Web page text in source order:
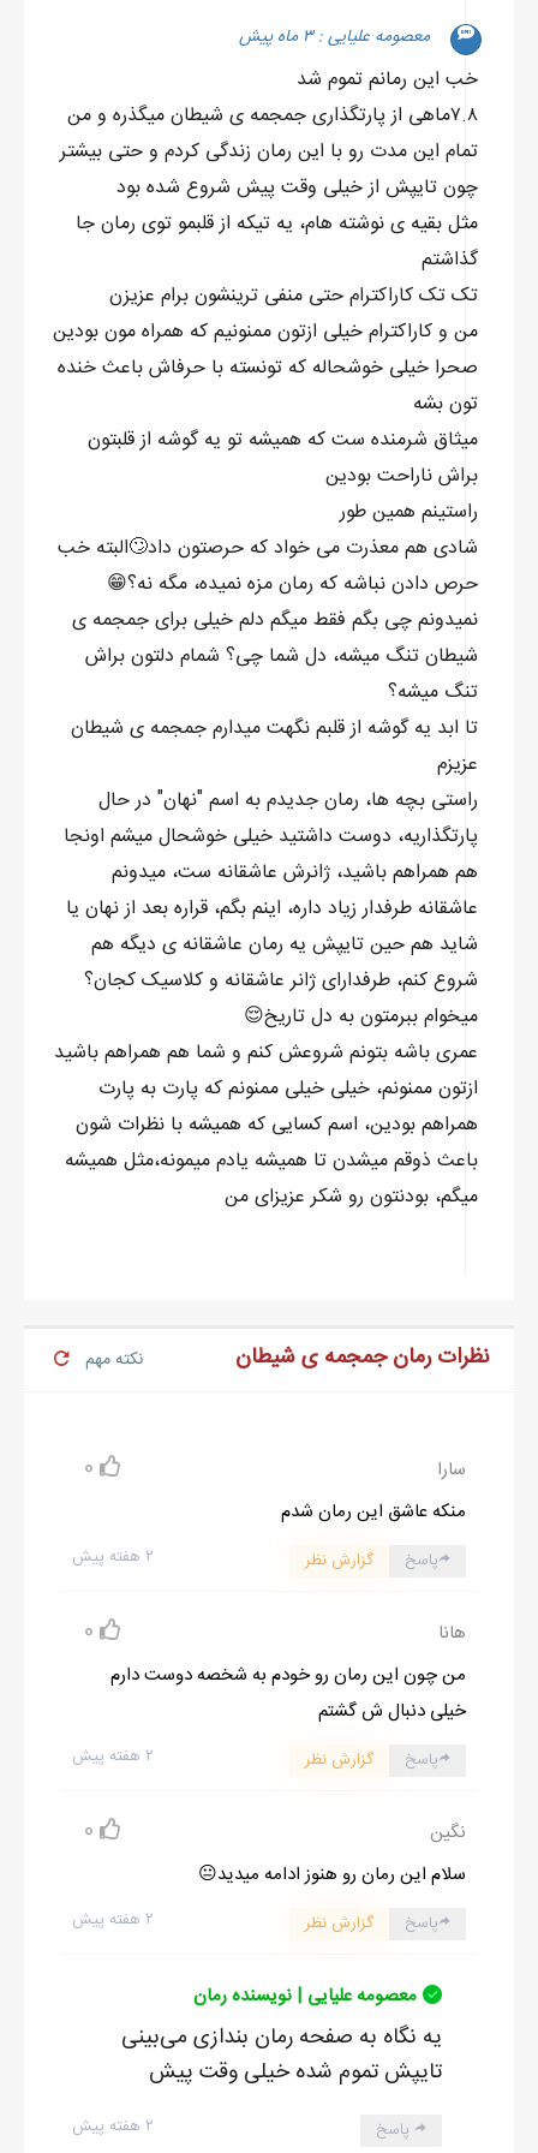
معصومه علیایی : ۳ ماه پیش
خب این رمانم تموم شد
۷.۸ماهی از پارتگذاری جمجمه ی شیطان میگذره و من
تمام این مدت رو با این رمان زندگی کردم و حتی بیشتر
چون تایپش از خیلی وقت پیش شروع شده بود
مثل بقیه ی نوشته هام، یه تیکه از قلبمو توی رمان جا
گذاشتم
تک تک کاراکترام حتی منفی ترینشون برام عزیزن
من و کاراکترام خیلی ازتون ممنونیم که همراه مون بودین
صحرا خیلی خوشحاله که تونسته با حرفاش باعث خنده
تون بشه
میثاق شرمنده ست که همیشه تو یه گوشه از قلبتون
براش ناراحت بودین
راستینم همین طور
شادی هم معذرت می خواد که حرصتون داد🙄البته خب
حرص دادن نباشه که رمان مزه نمیده، مگه نه؟😁
نمیدونم چی بگم فقط میگم دلم خیلی برای جمجمه ی
شیطان تنگ میشه، دل شما چی؟ شمام دلتون براش
تنگ میشه؟
تا ابد یه گوشه از قلبم نگهت میدارم جمجمه ی شیطان
عزیزم
راستی بچه ها، رمان جدیدم به اسم "نهان" در حال
پارتگذاریه، دوست داشتید خیلی خوشحال میشم اونجا
هم همراهم باشید، ژانرش عاشقانه ست، میدونم
عاشقانه طرفدار زیاد داره، اینم بگم، قراره بعد از نهان یا
شاید هم حین تایپش یه رمان عاشقانه ی دیگه هم
شروع کنم، طرفدارای ژانر عاشقانه و کلاسیک کجان؟
میخوام ببرمتون به دل تاریخ😌
عمری باشه بتونم شروعش کنم و شما هم همراهم باشید
ازتون ممنونم، خیلی خیلی ممنونم که پارت به پارت
همراهم بودین، اسم کسایی که همیشه با نظرات شون
باعث ذوقم میشدن تا همیشه یادم میمونه،مثل همیشه
میگم، بودنتون رو شکر عزیزای من
نظرات رمان جمجمه ی شیطان نکته مهم
سارا 0
منکه عاشق این رمان شدم
۲ هفته پیش پاسخ گزارش نظر
هانا 0
من چون این رمان رو خودم به شخصه دوست دارم
خیلی دنبال ش گشتم
۲ هفته پیش پاسخ گزارش نظر
نگین 0
سلام این رمان رو هنوز ادامه میدید😐
۲ هفته پیش پاسخ گزارش نظر
معصومه علیایی | نویسنده رمان
یه نگاه به صفحه رمان بندازی می‌بینی
تایپش تموم شده خیلی وقت پیش
۲ هفته پیش پاسخ